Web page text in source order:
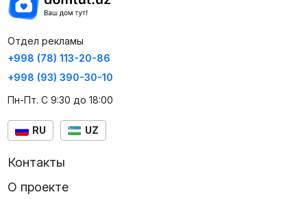
Отдел рекламы
+998 (78) 113-20-86
+998 (93) 390-30-10
Пн-Пт. С 9:30 до 18:00
RU UZ
Контакты
О проекте